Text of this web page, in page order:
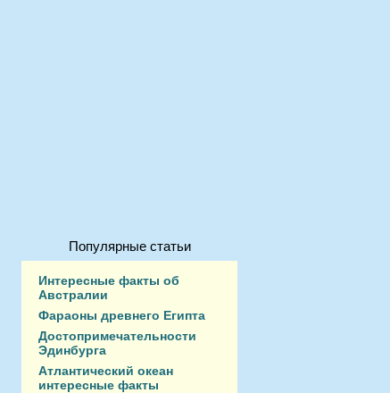
Популярные статьи
Интересные факты об
Австралии
Фараоны древнего Египта
Достопримечательности
Эдинбурга
Атлантический океан
интересные факты